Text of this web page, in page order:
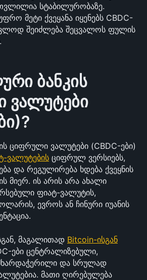
სტაბილურობაზე.
მეტი ქვეყანა იყენებს CBDC-
შეიძლება შეცვალოს ფულის
ბანკის
ვალუტები
ციფრული ვალუტები (CBDC-ები)
ვალუტების ციფრულ ვერსიებს,
და რეგულირება ხდება ქვეყნის
მიერ. ის არის არა ახალი
ფიატ-ვალუტის,
ევროს ან ჩინური იუანის
მაგალითად Bitcoin-ისგან
ები ცენტრალიზებული,
და სრულად
მათი ღირებულება